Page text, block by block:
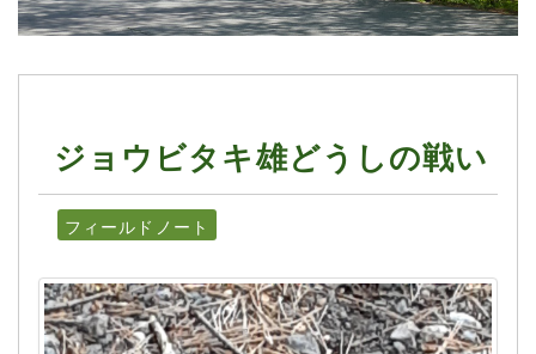
ジョウビタキ雄どうしの戦い
フィールドノート